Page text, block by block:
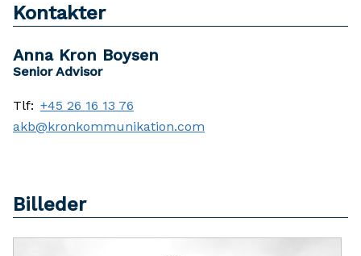
Kontakter
Anna Kron Boysen
Senior Advisor
Tlf: +45 26 16 13 76
akb@kronkommunikation.com
Billeder